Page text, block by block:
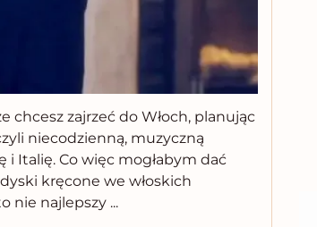
chcesz zajrzeć do Włoch, planując
niecodzienną, muzyczną
Italię. Co więc mogłabym dać
kręcone we włoskich
nie najlepszy ...